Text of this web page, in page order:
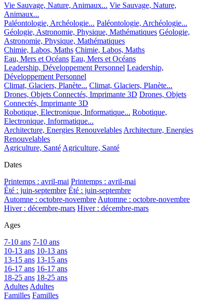
Vie Sauvage, Nature, Animaux... Vie Sauvage, Nature,
Animaux...
Paléontologie, Archéologie... Paléontologie, Archéologie...
Géologie, Astronomie, Physique, Mathématiques Géologie,
Astronomie, Physique, Mathématiques
Chimie, Labos, Maths Chimie, Labos, Maths
Eau, Mers et Océans Eau, Mers et Océans
Leadership, Développement Personnel Leadership,
Développement Personnel
Climat, Glaciers, Planète... Climat, Glaciers, Planète...
Drones, Objets Connectés, Imprimante 3D Drones, Objets
Connectés, Imprimante 3D
Robotique, Electronique, Informatique... Robotique,
Electronique, Informatique...
Architecture, Energies Renouvelables Architecture, Energies
Renouvelables
Agriculture, Santé Agriculture, Santé
Dates
Printemps : avril-mai Printemps : avril-mai
Été : juin-septembre Été : juin-septembre
Automne : octobre-novembre Automne : octobre-novembre
Hiver : décembre-mars Hiver : décembre-mars
Ages
7-10 ans 7-10 ans
10-13 ans 10-13 ans
13-15 ans 13-15 ans
16-17 ans 16-17 ans
18-25 ans 18-25 ans
Adultes Adultes
Familles Familles